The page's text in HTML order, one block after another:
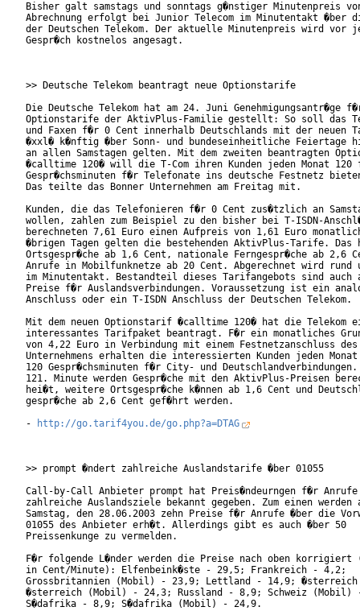
Bisher galt samstags und sonntags g�nstiger Minutenpreis
Abrechnung erfolgt bei Junior Telecom im Minutentakt �ber
der Deutschen Telekom. Der aktuelle Minutenpreis wird vor
Gespr�ch kostnelos angesagt.
>> Deutsche Telekom beantragt neue Optionstarife
Die Deutsche Telekom hat am 24. Juni Genehmigungsantr�ge
Optionstarife der AktivPlus-Familie gestellt: So soll das
und Faxen f�r 0 Cent innerhalb Deutschlands mit der neuen
�xxl� k�nftig �ber Sonn- und bundeseinheitliche Feiertage
an allen Samstagen gelten. Mit dem zweiten beantragten
�calltime 120� will die T-Com ihren Kunden jeden Monat
Gespr�chsminuten f�r Telefonate ins deutsche Festnetz
Das teilte das Bonner Unternehmen am Freitag mit.
Kunden, die das Telefonieren f�r 0 Cent zus�tzlich an
wollen, zahlen zum Beispiel zu den bisher bei T-ISDN-
berechneten 7,61 Euro einen Aufpreis von 1,61 Euro
�brigen Tagen gelten die bestehenden AktivPlus-Tarife. Das
Ortsgespr�che ab 1,6 Cent, nationale Ferngespr�che ab 2,6
Anrufe in Mobilfunknetze ab 20 Cent. Abgerechnet wird rund
im Minutentakt. Bestandteil dieses Tarifangebots sind
Preise f�r Auslandsverbindungen. Voraussetzung ist ein
Anschluss oder ein T-ISDN Anschluss der Deutschen Telekom.
Mit dem neuen Optionstarif �calltime 120� hat die Telekom
interessantes Tarifpaket beantragt. F�r ein monatliches
von 4,22 Euro in Verbindung mit einem Festnetzanschluss des
Unternehmens erhalten die interessierten Kunden jeden
120 Gespr�chsminuten f�r City- und
121. Minute werden Gespr�che mit den AktivPlus-Preisen
hei�t, weitere Ortsgespr�che k�nnen ab 1,6 Cent und
gespr�che ab 2,6 Cent gef�hrt werden.
-
http://go.tarif4you.de/go.php?a=DTAG
>> prompt �ndert zahlreiche Auslandstarife �ber 01055
Call-by-Call Anbieter prompt hat Preis�ndeurngen f�r
zahlreiche Auslandsziele bekannt gegeben. Zum einen werden
Samstag, den 28.06.2003 zehn Preise f�r Anrufe �ber die
01055 des Anbieter erh�t. Allerdings gibt es auch �ber 50
Preissenkunge zu vermelden.
F�r folgende L�nder werden die Preise nach oben korrigiert
in Cent/Minute): Elfenbeink�ste - 29,5; Frankreich - 4,2;
Grossbritannien (Mobil) - 23,9; Lettland - 14,9;
�sterreich (Mobil) - 24,3; Russland - 8,9; Schweiz (Mobil)
S�dafrika - 8,9; S�dafrika (Mobil) - 24,9.